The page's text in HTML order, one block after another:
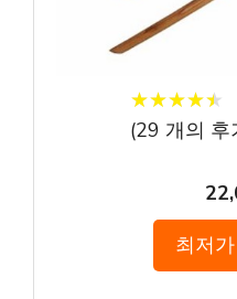
★★★★★
★★★★★
(29 개의 후
최저